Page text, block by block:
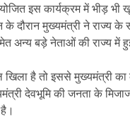
इस कार्यक्रम में भीड़ भी
मुख्यमंत्री ने राज्य के
अन्य बड़े नेताओं की राज्य में
है तो इससे मुख्यमंत्री
देवभूमि की जनता के